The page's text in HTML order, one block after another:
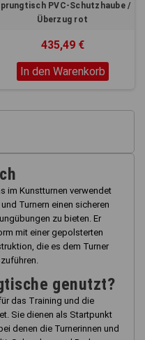
PVC-Schutzhaube /
Überzug rot
435,49 €
In den Warenkorb
im Kunstturnen verwendet
Turnern einen sicheren
zu bieten. Er
mit einer gepolsterten
die es dem Turner
genutzt?
das Training und die
Sie dienen als Startpunkt
denen die Turnerinnen und